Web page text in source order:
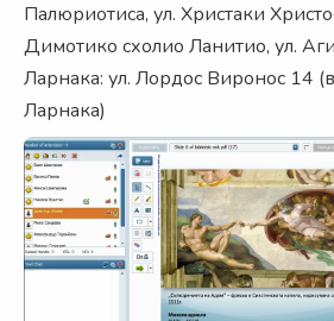
Палюриотиса, ул. Христаки
Димотико схолио Ланитио, ул.
Ларнака: ул. Лордoс Виронос 14
Ларнака)